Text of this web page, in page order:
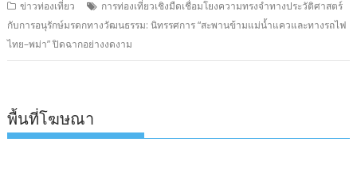
ข่าวท่องเที่ยว
การท่องเที่ยวเชิงมืดเชื่อมโยงความทรงจำทางประวัติศาสตร์
กับการอนุรักษ์มรดกทางวัฒนธรรม: นิทรรศการ “สะพานข้ามแม่น้ำแควและทางรถไฟ
ไทย–พม่า” ปิดฉากอย่างงดงาม
พื้นที่โฆษณา